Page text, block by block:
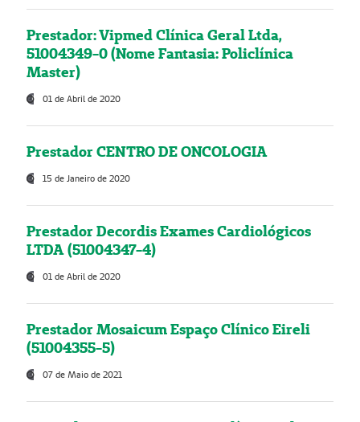
Prestador: Vipmed Clínica Geral Ltda,
51004349-0 (Nome Fantasia: Policlínica
Master)
01 de Abril de 2020
Prestador CENTRO DE ONCOLOGIA
15 de Janeiro de 2020
Prestador Decordis Exames Cardiológicos
LTDA (51004347-4)
01 de Abril de 2020
Prestador Mosaicum Espaço Clínico Eireli
(51004355-5)
07 de Maio de 2021